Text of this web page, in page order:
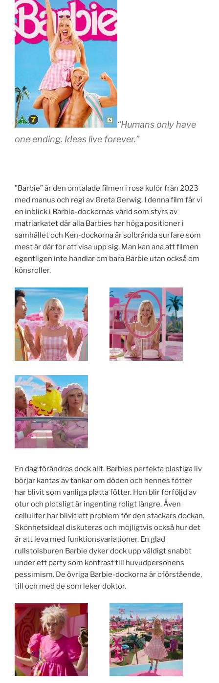
“Humans only have
one ending. Ideas live forever.”
”Barbie” är den omtalade filmen i rosa kulör från 2023
med manus och regi av Greta Gerwig. I denna film får vi
en inblick i Barbie-dockornas värld som styrs av
matriarkatet där alla Barbies har höga positioner i
samhället och Ken-dockorna är solbrända surfare som
mest är där för att visa upp sig. Man kan ana att filmen
egentligen inte handlar om bara Barbie utan också om
könsroller.
En dag förändras dock allt. Barbies perfekta plastiga liv
börjar kantas av tankar om döden och hennes fötter
har blivit som vanliga platta fötter. Hon blir förföljd av
otur och plötsligt är ingenting roligt längre. Även
celluliter har blivit ett problem för den stackars dockan.
Skönhetsideal diskuteras och möjligtvis också hur det
är att leva med funktionsvariationer. En glad
rullstolsburen Barbie dyker dock upp väldigt snabbt
under ett party som kontrast till huvudpersonens
pessimism. De övriga Barbie-dockorna är oförstående,
till och med de som leker doktor.